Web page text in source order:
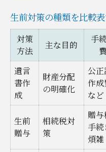
生前対策の種類を比較
対策
方法
主な目的
手
遺言
書作
成
財産分配
の明確化
公
作成
など
生前
贈与
相続税対
策
贈与
手
煩雑